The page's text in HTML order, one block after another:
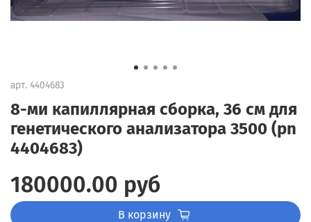
арт. 4404683
8-ми капиллярная сборка, 36 см для
генетического анализатора 3500 (pn
4404683)
180000.00 руб
В корзину